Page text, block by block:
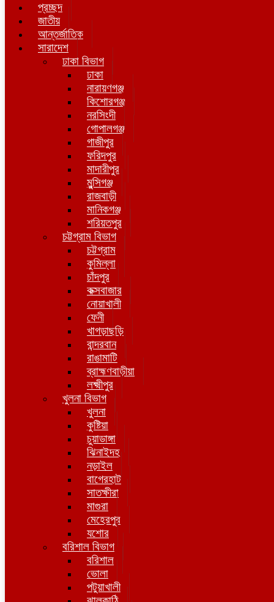
প্রচ্ছদ
জাতীয়
আন্তর্জাতিক
সারাদেশ
ঢাকা বিভাগ
ঢাকা
নারায়ণগঞ্জ
কিশোরগঞ্জ
নরসিংদী
গোপালগঞ্জ
গাজীপুর
ফরিদপুর
মাদারীপুর
মুন্সিগঞ্জ
রাজবাড়ী
মানিকগঞ্জ
শরিয়তপুর
চট্টগ্রাম বিভাগ
চট্টগ্রাম
কুমিল্লা
চাঁদপুর
কক্সবাজার
নোয়াখালী
ফেনী
খাগড়াছড়ি
বান্দরবান
রাঙামাটি
ব্রাহ্মণবাড়ীয়া
লক্ষ্মীপুর
খুলনা বিভাগ
খুলনা
কুষ্টিয়া
চুয়াডাঙ্গা
ঝিনাইদহ
নড়াইল
বাগেরহাট
সাতক্ষীরা
মাগুরা
মেহেরপুর
যশোর
বরিশাল বিভাগ
বরিশাল
ভোলা
পটুয়াখালী